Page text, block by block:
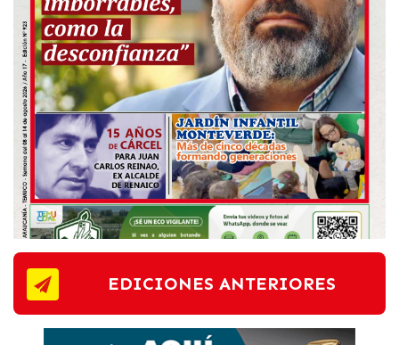
EDICIONES ANTERIORES